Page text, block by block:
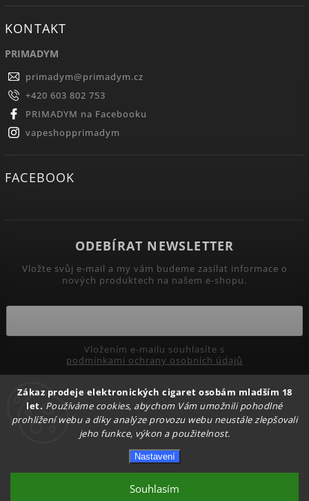
Zákaz prodeje elektronických cigaret osobám mladším 18
let. Používáme cookies, abychom Vám umožnili pohodlné
prohlížení webu a díky analýze provozu webu neustále zlepšovali
jeho funkce, výkon a použitelnost.
Nastavení
Souhlasím
KONTAKT
PRIMADYM
primadym@primadym.cz
+420 603 802 753
PRIMADYM na Facebooku
vapeshopprimadym
FACEBOOK
ODEBÍRAT NEWSLETTER
Vložte svůj e-mail a my vám budeme zasílat informace o
nových produktech na našem e-shopu.
podmínkami ochrany osobních údajů
Přihlásit se
Upravit nastavení cookies
Shoptet | Design